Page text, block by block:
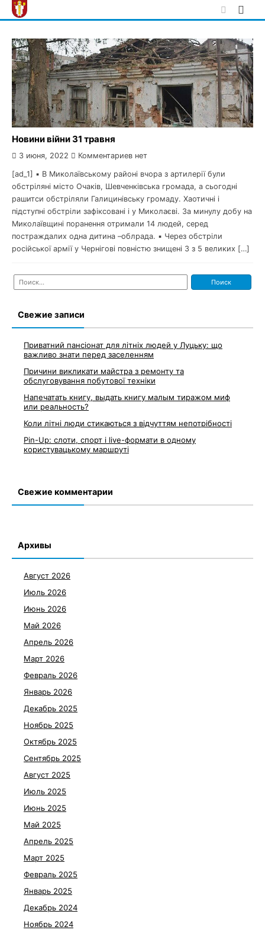
Skip
to
Новини війни 31 травня
3 июня, 2022 Комментариев нет
[ad_1] ▪️ В Миколаївському районі вчора з артилерії були
обстріляні місто Очаків, Шевченківська громада, а сьогодні
рашитси обстріляли Галицинівську громаду. Хаотичні і
підступні обстріли зафіксовані і у Миколаєві. За минулу добу на
Миколаївщині поранення отримали 14 людей, серед
постраждалих одна дитина –облрада. ▪️ Через обстріли
російської армії у Чернігові повністю знищені 3 з 5 великих […]
Найти:
Свежие записи
Приватний пансіонат для літніх людей у Луцьку: що
важливо знати перед заселенням
Причини викликати майстра з ремонту та
обслуговування побутової техніки
Напечатать книгу, выдать книгу малым тиражом миф
или реальность?
Коли літні люди стикаються з відчуттям непотрібності
Pin-Up: слоти, спорт і live-формати в одному
користувацькому маршруті
Свежие комментарии
Архивы
Август 2026
Июль 2026
Июнь 2026
Май 2026
Апрель 2026
Март 2026
Февраль 2026
Январь 2026
Декабрь 2025
Ноябрь 2025
Октябрь 2025
Сентябрь 2025
Август 2025
Июль 2025
Июнь 2025
Май 2025
Апрель 2025
Март 2025
Февраль 2025
Январь 2025
Декабрь 2024
Ноябрь 2024